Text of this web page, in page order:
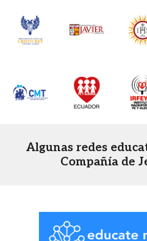
Algunas redes
Compañía de